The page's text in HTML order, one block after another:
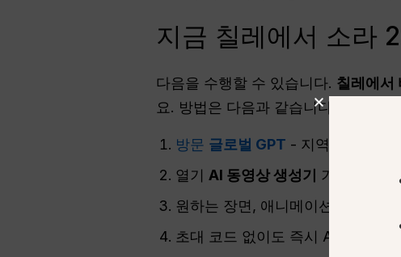
지금 칠레에서 소라
다음을 수행할 수 있습니다. 칠레에서
요. 방법은 다음과 같습니다:
방문 글로벌 GPT - 지역 제한 없이
열기 AI 동영상 생성기
기능.
원하는 장면, 애니메이션 또는 스
초대 코드 없이도 즉시 AI 동영상